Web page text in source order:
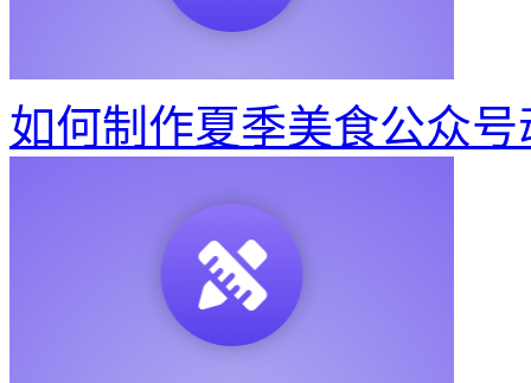
如何制作夏季美食公众